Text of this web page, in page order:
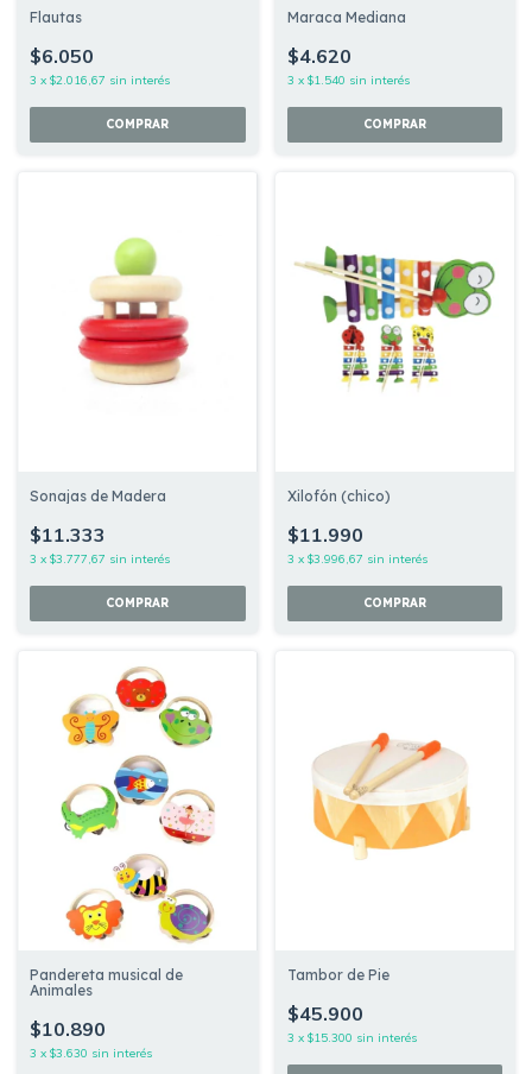
Flautas
$6.050
3 x $2.016,67 sin interés
Maraca Mediana
$4.620
3 x $1.540 sin interés
Sonajas de Madera
$11.333
3 x $3.777,67 sin interés
COMPRAR
Xilofón (chico)
$11.990
3 x $3.996,67 sin interés
Pandereta musical de
Animales
$10.890
3 x $3.630 sin interés
Tambor de Pie
$45.900
3 x $15.300 sin interés